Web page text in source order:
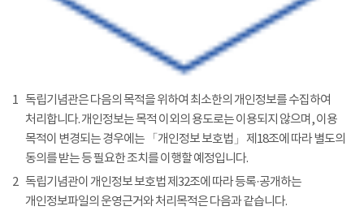
1 독립기념관은 다음의 목적을 위하여 최소한의 개인정보를 수집하여
처리합니다. 개인정보는 목적 이외의 용도로는 이용되지 않으며, 이용
목적이 변경되는 경우에는 「개인정보 보호법」 제18조에 따라 별도의
동의를 받는 등 필요한 조치를 이행할 예정입니다.
2 독립기념관이 개인정보 보호법 제32조에 따라 등록·공개하는
개인정보파일의 운영근거와 처리목적은 다음과 같습니다.